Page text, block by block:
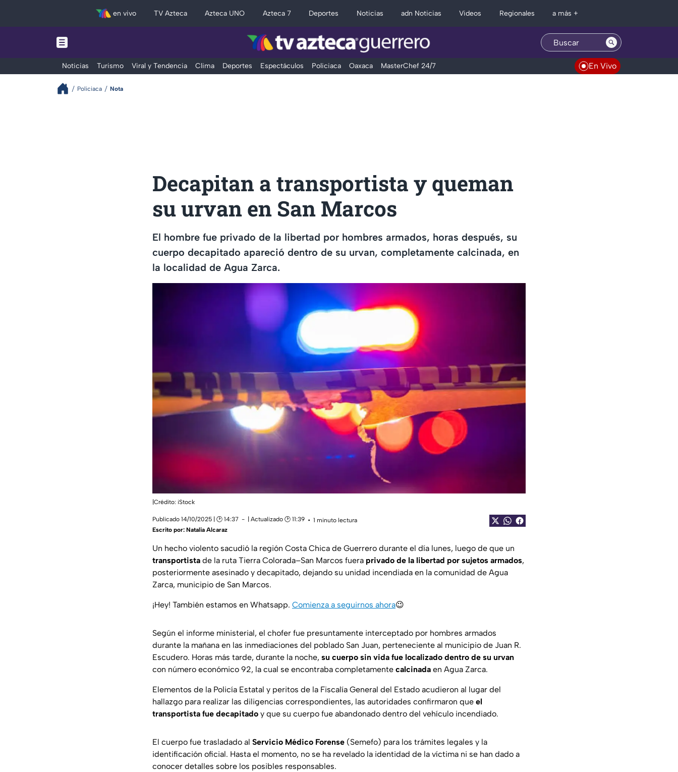
en vivo TV Azteca Azteca UNO Azteca 7 Deportes Noticias adn Noticias Videos Regionales a más +
Noticias Turismo Viral y Tendencia Clima Deportes Espectáculos Policiaca Oaxaca MasterChef 24/7 En Vivo
Policiaca Nota
Decapitan a transportista y queman
su urvan en San Marcos
El hombre fue privado de la libertad por hombres armados, horas después, su
cuerpo decapitado apareció dentro de su urvan, completamente calcinada, en
la localidad de Agua Zarca.
|Crédito: iStock
Publicado 14/10/2025 | 🕑 14:37 | Actualizado 🕑 11:39
1 minuto lectura
Escrito por: Natalia Alcaraz
Un hecho violento sacudió la región Costa Chica de Guerrero durante el día lunes, luego de que un
transportista de la ruta Tierra Colorada–San Marcos fuera privado de la libertad por sujetos armados,
posteriormente asesinado y decapitado, dejando su unidad incendiada en la comunidad de Agua
Zarca, municipio de San Marcos.
¡Hey! También estamos en Whatsapp. Comienza a seguirnos ahora😉
Según el informe ministerial, el chofer fue presuntamente interceptado por hombres armados
durante la mañana en las inmediaciones del poblado San Juan, perteneciente al municipio de Juan R.
Escudero. Horas más tarde, durante la noche, su cuerpo sin vida fue localizado dentro de su urvan
con número económico 92, la cual se encontraba completamente calcinada en Agua Zarca.
Elementos de la Policía Estatal y peritos de la Fiscalía General del Estado acudieron al lugar del
hallazgo para realizar las diligencias correspondientes, las autoridades confirmaron que el
transportista fue decapitado y que su cuerpo fue abandonado dentro del vehículo incendiado.
El cuerpo fue trasladado al Servicio Médico Forense (Semefo) para los trámites legales y la
identificación oficial. Hasta el momento, no se ha revelado la identidad de la víctima ni se han dado a
conocer detalles sobre los posibles responsables.